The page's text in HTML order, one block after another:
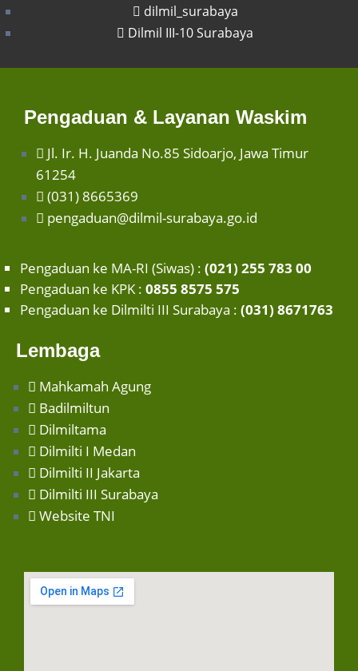
dilmil_surabaya
Dilmil III-10 Surabaya
Pengaduan & Layanan Waskim
Jl. Ir. H. Juanda No.85 Sidoarjo, Jawa Timur
61254
(031) 8665369
pengaduan@dilmil-surabaya.go.id
Pengaduan ke MA-RI (Siwas) : (021) 255 783 00
Pengaduan ke KPK : 0855 8575 575
Pengaduan ke Dilmilti III Surabaya : (031) 8671763
Lembaga
Mahkamah Agung
Badilmiltun
Dilmiltama
Dilmilti I Medan
Dilmilti II Jakarta
Dilmilti III Surabaya
Website TNI